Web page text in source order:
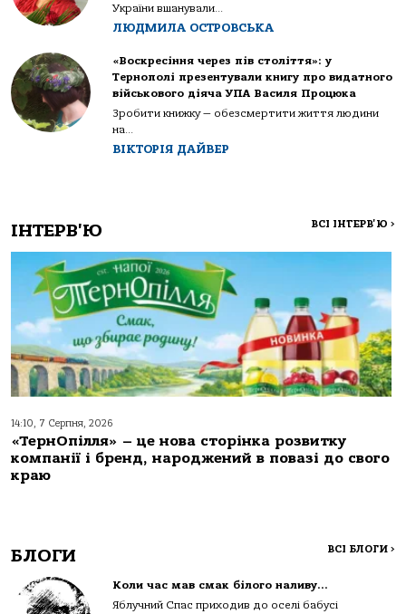
України вшанували...
ЛЮДМИЛА ОСТРОВСЬКА
«Воскресіння через пів століття»: у
Тернополі презентували книгу про видатного
військового діяча УПА Василя Процюка
Зробити книжку — обезсмертити життя людини
на...
ВІКТОРІЯ ДАЙВЕР
ІНТЕРВ'Ю ВСІ ІНТЕРВ'Ю >
14:10, 7 Серпня, 2026
«ТернОпілля» – це нова сторінка розвитку
компанії і бренд, народжений в повазі до свого
краю
БЛОГИ ВСІ БЛОГИ >
Коли час мав смак білого наливу…
Яблучний Спас приходив до оселі бабусі